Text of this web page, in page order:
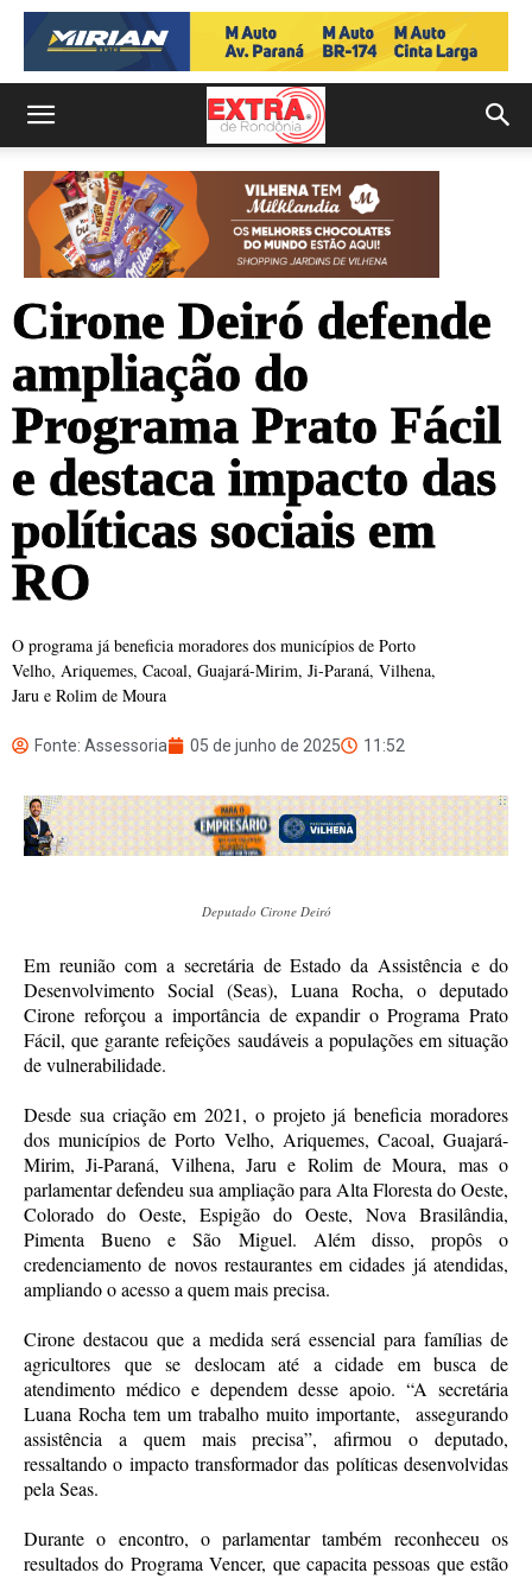
Cirone Deiró defende
ampliação do
Programa Prato Fácil
e destaca impacto das
políticas sociais em
RO
O programa já beneficia moradores dos municípios de Porto
Velho, Ariquemes, Cacoal, Guajará-Mirim, Ji-Paraná, Vilhena,
Jaru e Rolim de Moura
Fonte: Assessoria 05 de junho de 2025 11:52
Deputado Cirone Deiró
Em reunião com a secretária de Estado da Assistência e do
Desenvolvimento Social (Seas), Luana Rocha, o deputado
Cirone reforçou a importância de expandir o Programa Prato
Fácil, que garante refeições saudáveis a populações em situação
de vulnerabilidade.
Desde sua criação em 2021, o projeto já beneficia moradores
dos municípios de Porto Velho, Ariquemes, Cacoal, Guajará-
Mirim, Ji-Paraná, Vilhena, Jaru e Rolim de Moura, mas o
parlamentar defendeu sua ampliação para Alta Floresta do Oeste,
Colorado do Oeste, Espigão do Oeste, Nova Brasilândia,
Pimenta Bueno e São Miguel. Além disso, propôs o
credenciamento de novos restaurantes em cidades já atendidas,
ampliando o acesso a quem mais precisa.
Cirone destacou que a medida será essencial para famílias de
agricultores que se deslocam até a cidade em busca de
atendimento médico e dependem desse apoio. “A secretária
Luana Rocha tem um trabalho muito importante, assegurando
assistência a quem mais precisa”, afirmou o deputado,
ressaltando o impacto transformador das políticas desenvolvidas
pela Seas.
Durante o encontro, o parlamentar também reconheceu os
resultados do Programa Vencer, que capacita pessoas que estão